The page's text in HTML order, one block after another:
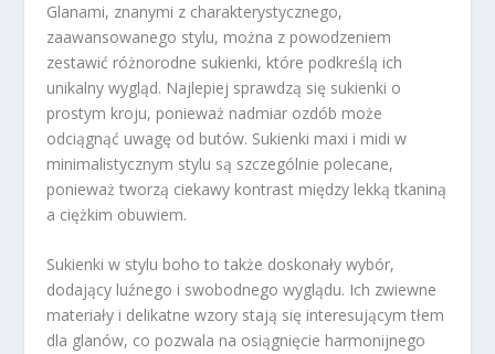
Glanami, znanymi z charakterystycznego,
zaawansowanego stylu, można z powodzeniem
zestawić różnorodne sukienki, które podkreślą ich
unikalny wygląd. Najlepiej sprawdzą się sukienki o
prostym kroju, ponieważ nadmiar ozdób może
odciągnąć uwagę od butów. Sukienki maxi i midi w
minimalistycznym stylu są szczególnie polecane,
ponieważ tworzą ciekawy kontrast między lekką tkaniną
a ciężkim obuwiem.
Sukienki w stylu boho to także doskonały wybór,
dodający luźnego i swobodnego wyglądu. Ich zwiewne
materiały i delikatne wzory stają się interesującym tłem
dla glanów, co pozwala na osiągnięcie harmonijnego